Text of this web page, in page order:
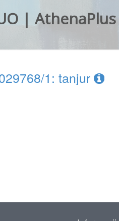
| AthenaPlus
1: tanjur